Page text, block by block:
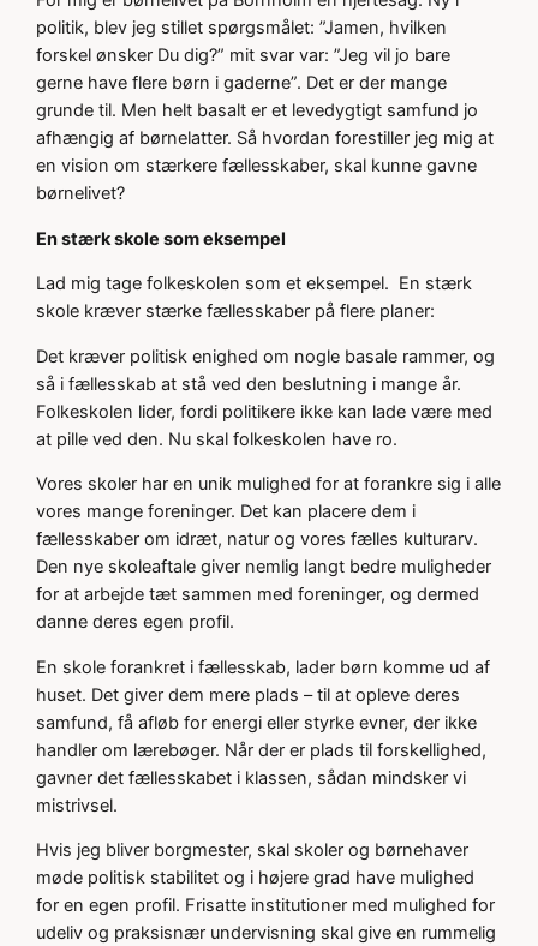
politik, blev jeg stillet spørgsmålet: ”Jamen, hvilken
forskel ønsker Du dig?” mit svar var: ”Jeg vil jo bare
gerne have flere børn i gaderne”. Det er der mange
grunde til. Men helt basalt er et levedygtigt samfund jo
afhængig af børnelatter. Så hvordan forestiller jeg mig at
en vision om stærkere fællesskaber, skal kunne gavne
børnelivet?
En stærk skole som eksempel
Lad mig tage folkeskolen som et eksempel. En stærk
skole kræver stærke fællesskaber på flere planer:
Det kræver politisk enighed om nogle basale rammer, og
så i fællesskab at stå ved den beslutning i mange år.
Folkeskolen lider, fordi politikere ikke kan lade være med
at pille ved den. Nu skal folkeskolen have ro.
Vores skoler har en unik mulighed for at forankre sig i alle
vores mange foreninger. Det kan placere dem i
fællesskaber om idræt, natur og vores fælles kulturarv.
Den nye skoleaftale giver nemlig langt bedre muligheder
for at arbejde tæt sammen med foreninger, og dermed
danne deres egen profil.
En skole forankret i fællesskab, lader børn komme ud af
huset. Det giver dem mere plads – til at opleve deres
samfund, få afløb for energi eller styrke evner, der ikke
handler om lærebøger. Når der er plads til forskellighed,
gavner det fællesskabet i klassen, sådan mindsker vi
mistrivsel.
Hvis jeg bliver borgmester, skal skoler og børnehaver
møde politisk stabilitet og i højere grad have mulighed
for en egen profil. Frisatte institutioner med mulighed for
udeliv og praksisnær undervisning skal give en rummelig